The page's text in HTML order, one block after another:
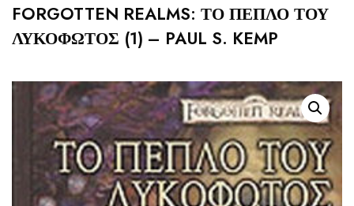
FORGOTTEN REALMS: ΤΟ ΠΕΠΛΟ ΤΟΥ
ΛΥΚΟΦΩΤΟΣ (1) – PAUL S. KEMP